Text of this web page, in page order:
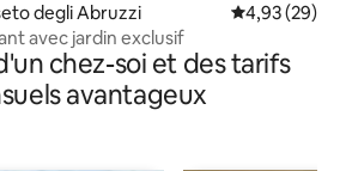
degli Abruzzi Évaluation
4,93 (29)
avec jardin exclusif
chez-soi et des tarifs
avantageux